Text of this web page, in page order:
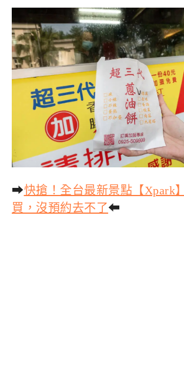
➡快搶！全台最新景點【Xpark
買，沒預約去不了⬅